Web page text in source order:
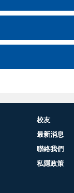
校友
最新消息
聯絡我們
私隱政策